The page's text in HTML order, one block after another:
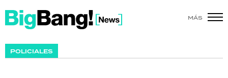
MÁS
POLICIALES
SHOW